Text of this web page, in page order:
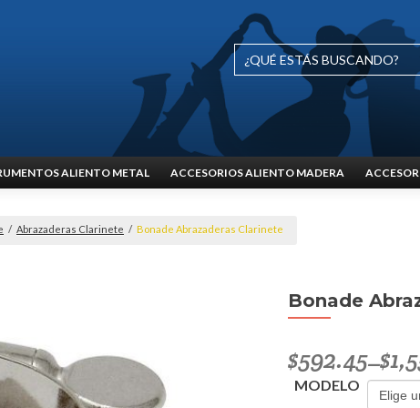
ALIENTO METAL ACCESORIOS ALIENTO MADERA
/ Abrazaderas Clarinete / Bonade Abrazaderas Clarinete
Bonade
$592.45–$
MODELO